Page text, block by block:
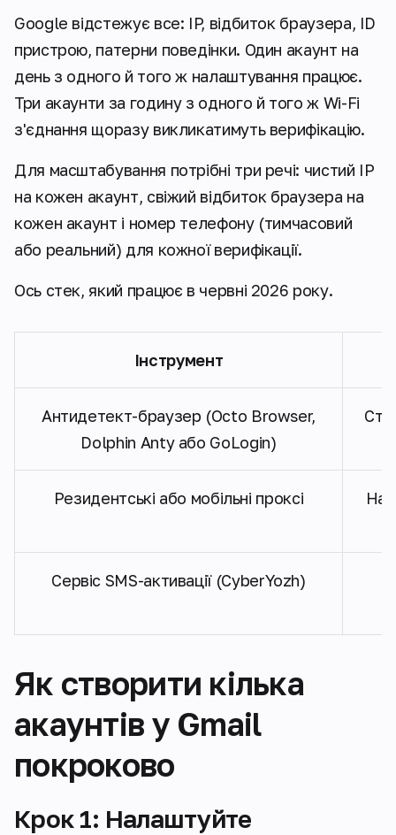
Google відстежує все: IP, відбиток браузера, ID
пристрою, патерни поведінки. Один акаунт на
день з одного й того ж налаштування працює.
Три акаунти за годину з одного й того ж Wi-Fi
з'єднання щоразу викликатимуть верифікацію.
Для масштабування потрібні три речі: чистий IP
на кожен акаунт, свіжий відбиток браузера на
кожен акаунт і номер телефону (тимчасовий
або реальний) для кожної верифікації.
Ось стек, який працює в червні 2026 року.
Інструмент
Антидетект-браузер (Octo Browser,
Dolphin Anty або GoLogin)
Резидентські або мобільні проксі
Сервіс SMS-активації (CyberYozh)
Як створити кілька
акаунтів у Gmail
покроково
Крок 1: Налаштуйте